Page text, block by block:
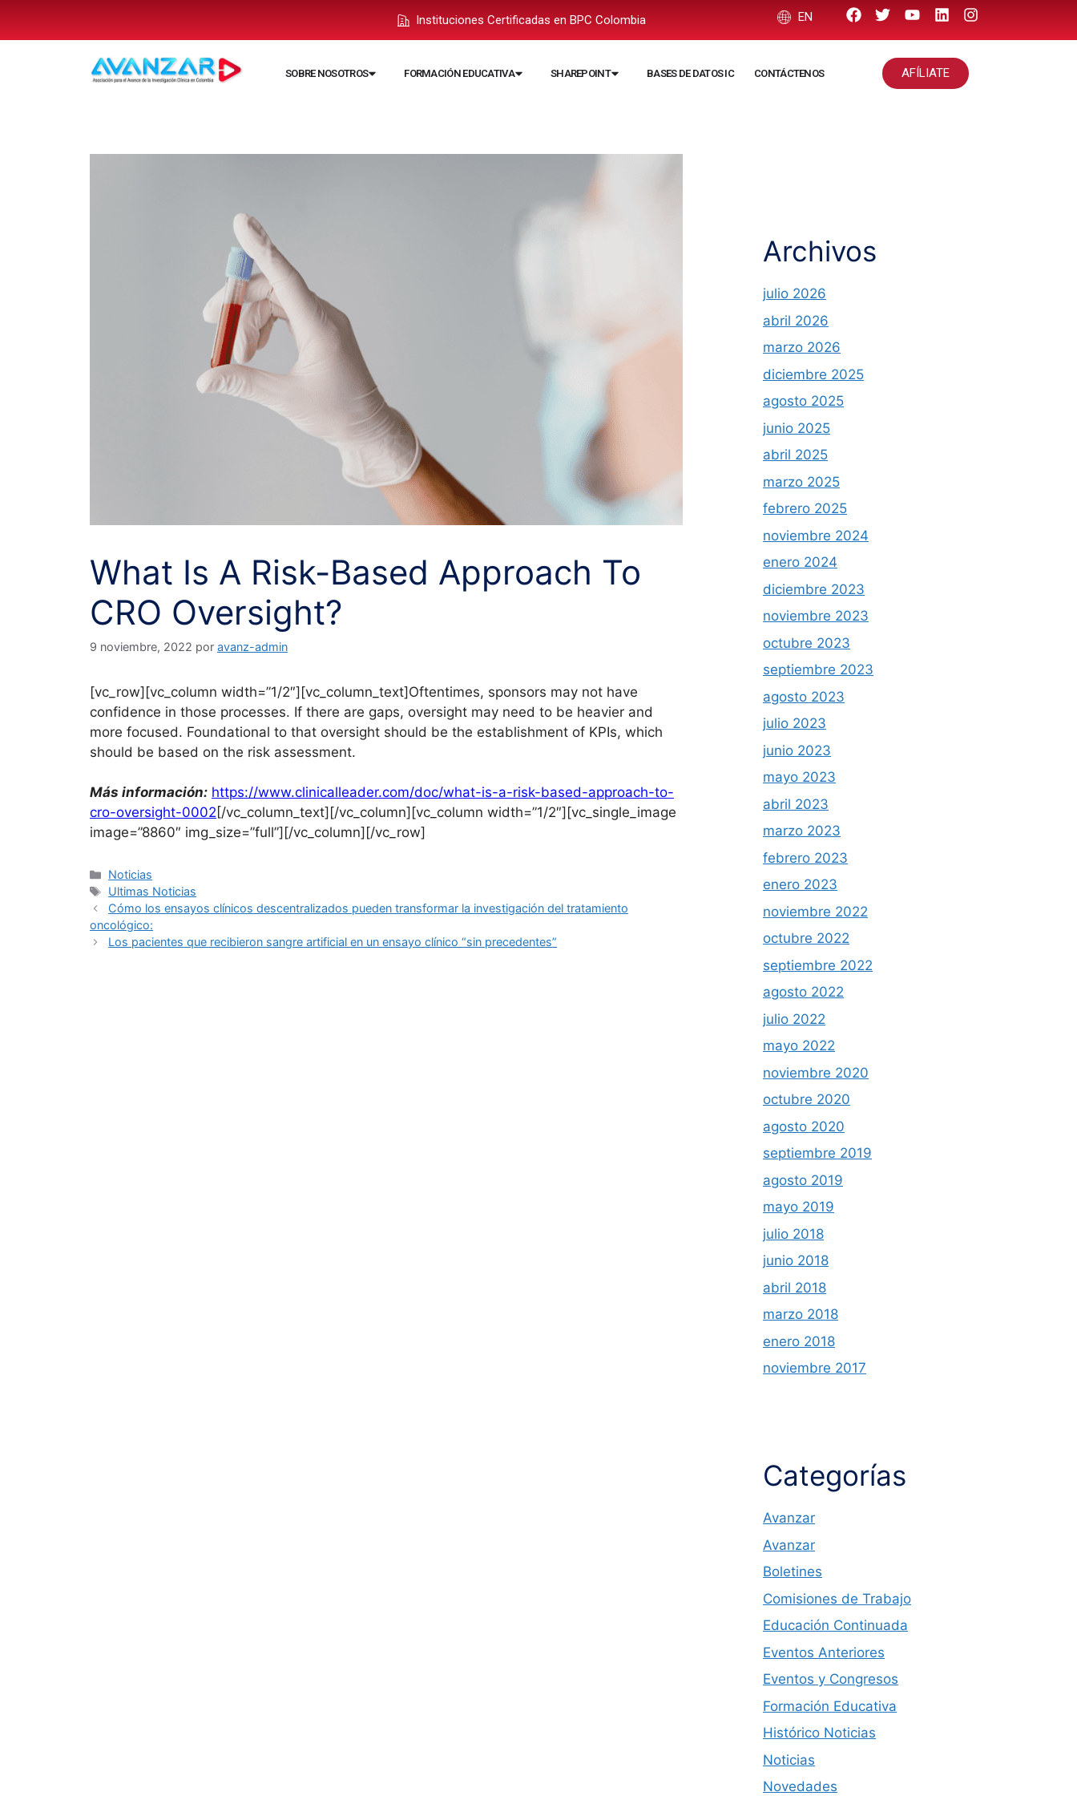
Instituciones Certificadas en BPC Colombia EN
SOBRE NOSOTROS FORMACIÓN EDUCATIVA SHAREPOINT BASES DE DATOS IC CONTÁCTENOS AFÍLIATE
What Is A Risk-Based Approach To
CRO Oversight?
9 noviembre, 2022 por avanz-admin
[vc_row][vc_column width=”1/2″][vc_column_text]Oftentimes, sponsors may not have
confidence in those processes. If there are gaps, oversight may need to be heavier and
more focused. Foundational to that oversight should be the establishment of KPIs, which
should be based on the risk assessment.
Más información: https://www.clinicalleader.com/doc/what-is-a-risk-based-approach-to-
cro-oversight-0002 [/vc_column_text][/vc_column][vc_column width=”1/2″][vc_single_image
image=”8860″ img_size=”full”][/vc_column][/vc_row]
Noticias
Ultimas Noticias
Cómo los ensayos clínicos descentralizados pueden transformar la investigación del tratamiento
oncológico:
Los pacientes que recibieron sangre artificial en un ensayo clínico “sin precedentes”
Archivos
julio 2026
abril 2026
marzo 2026
diciembre 2025
agosto 2025
junio 2025
abril 2025
marzo 2025
febrero 2025
noviembre 2024
enero 2024
diciembre 2023
noviembre 2023
octubre 2023
septiembre 2023
agosto 2023
julio 2023
junio 2023
mayo 2023
abril 2023
marzo 2023
febrero 2023
enero 2023
noviembre 2022
octubre 2022
septiembre 2022
agosto 2022
julio 2022
mayo 2022
noviembre 2020
octubre 2020
agosto 2020
septiembre 2019
agosto 2019
mayo 2019
julio 2018
junio 2018
abril 2018
marzo 2018
enero 2018
noviembre 2017
Categorías
Avanzar
Avanzar
Boletines
Comisiones de Trabajo
Educación Continuada
Eventos Anteriores
Eventos y Congresos
Formación Educativa
Histórico Noticias
Noticias
Novedades